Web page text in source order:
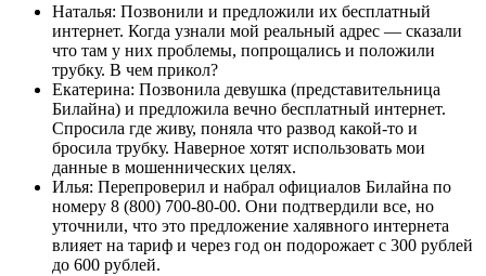
Наталья: Позвонили и предложили их бесплатный
интернет. Когда узнали мой реальный адрес — сказали
что там у них проблемы, попрощались и положили
трубку. В чем прикол?
Екатерина: Позвонила девушка (представительница
Билайна) и предложила вечно бесплатный интернет.
Спросила где живу, поняла что развод какой-то и
бросила трубку. Наверное хотят использовать мои
данные в мошеннических целях.
Илья: Перепроверил и набрал официалов Билайна по
номеру 8 (800) 700-80-00. Они подтвердили все, но
уточнили, что это предложение халявного интернета
влияет на тариф и через год он подорожает с 300 рублей
до 600 рублей.